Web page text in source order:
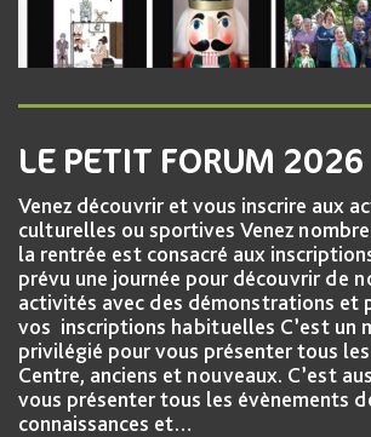
LE PETIT FORUM 2026
Venez découvrir et vous inscrire aux
culturelles ou sportives Venez
la rentrée est consacré aux
prévu une journée pour découvrir de
activités avec des démonstrations et
vos inscriptions habituelles C’est un
privilégié pour vous présenter tous
Centre, anciens et nouveaux. C’est
vous présenter tous les évènements
connaissances et…